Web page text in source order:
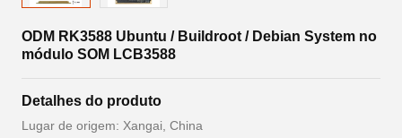
ODM RK3588 Ubuntu / Buildroot / Debian System no
módulo SOM LCB3588
Detalhes do produto
Lugar de origem: Xangai, China